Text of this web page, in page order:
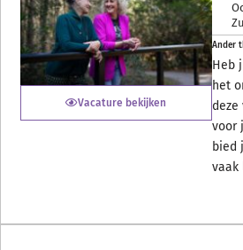
Vacature bekijken
Ander
Heb
het
voor
bied
vaak